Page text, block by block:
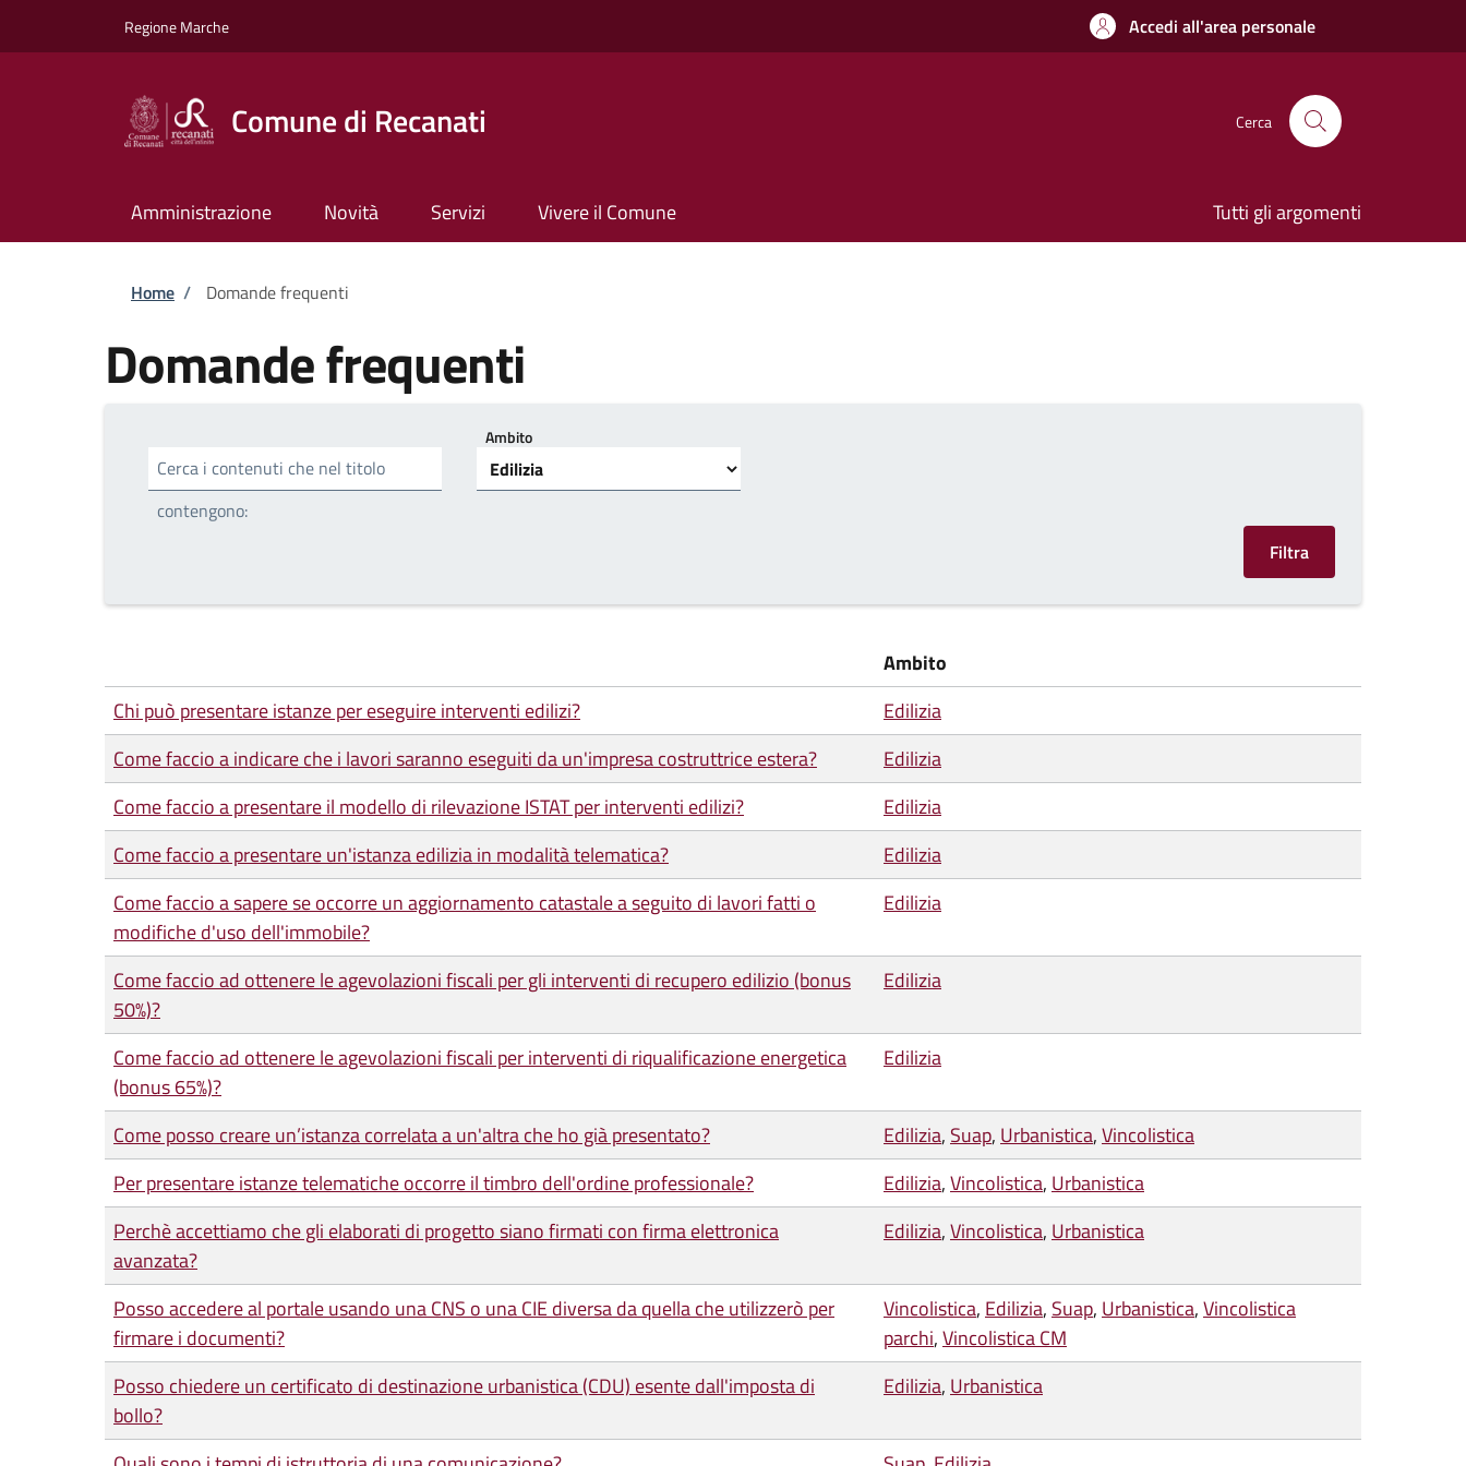
Regione Marche Accedi all'area personale
Comune di Recanati Cerca
Amministrazione Novità Servizi Vivere il Comune Tutti gli argomenti
Briciole di pane
Home / Domande frequenti
Domande frequenti
Cerca i contenuti che nel titolo
contengono:
Ambito
Ambito
Chi può presentare istanze per eseguire interventi edilizi?
Edilizia
Come faccio a indicare che i lavori saranno eseguiti da un'impresa costruttrice estera?
Edilizia
Come faccio a presentare il modello di rilevazione ISTAT per interventi edilizi?
Edilizia
Come faccio a presentare un'istanza edilizia in modalità telematica?
Edilizia
Come faccio a sapere se occorre un aggiornamento catastale a seguito di lavori fatti o
modifiche d'uso dell'immobile?
Edilizia
Come faccio ad ottenere le agevolazioni fiscali per gli interventi di recupero edilizio (bonus
50%)?
Edilizia
Come faccio ad ottenere le agevolazioni fiscali per interventi di riqualificazione energetica
(bonus 65%)?
Edilizia
Come posso creare un’istanza correlata a un'altra che ho già presentato? Edilizia, Suap, Urbanistica,Vincolistica
Per presentare istanze telematiche occorre il timbro dell'ordine professionale?
Edilizia,Vincolistica, Urbanistica
Perchè accettiamo che gli elaborati di progetto siano firmati con firma elettronica
avanzata?
Edilizia,Vincolistica, Urbanistica
Posso accedere al portale usando una CNS o una CIE diversa da quella che utilizzerò per
firmare i documenti?
Vincolistica, Edilizia, Suap, Urbanistica,Vincolistica
parchi,Vincolistica CM
Posso chiedere un certificato di destinazione urbanistica (CDU) esente dall'imposta di
bollo?
Edilizia, Urbanistica